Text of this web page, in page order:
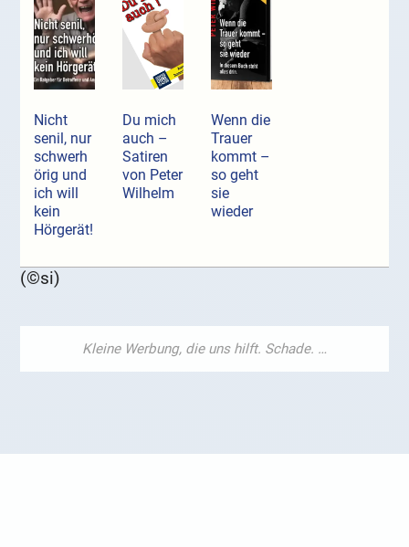
Nicht
senil, nur
schwerh
örig und
ich will
kein
Hörgerät!
Du mich
auch –
Satiren
von Peter
Wilhelm
Wenn die
Trauer
kommt –
so geht
sie
wieder
(©si)